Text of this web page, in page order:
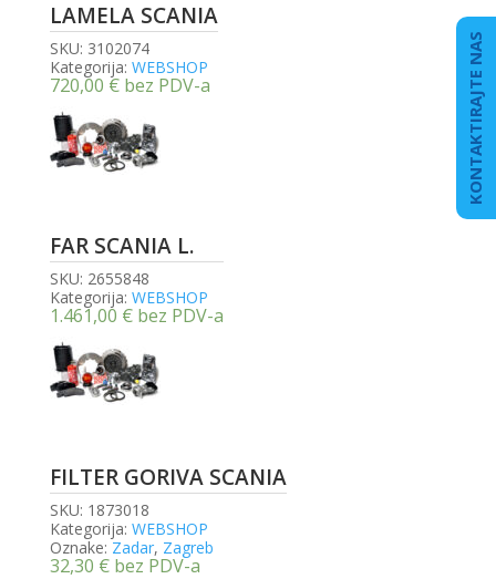
LAMELA SCANIA
SKU: 3102074
Kategorija: WEBSHOP
720,00 € bez PDV-a
FAR SCANIA L.
SKU: 2655848
Kategorija: WEBSHOP
1.461,00 € bez PDV-a
FILTER GORIVA SCANIA
SKU: 1873018
Kategorija: WEBSHOP
Oznake: Zadar, Zagreb
32,30 € bez PDV-a
KONTAKTIRAJTE NAS